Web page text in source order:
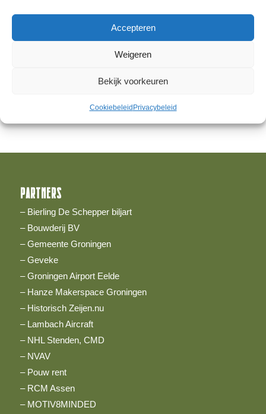
Accepteren
Weigeren
Bekijk voorkeuren
Cookiebeleid Privacybeleid
De symboliek vliegen is gekozen als strategie binnen ons
een activiteit dat zorgt voor inventiviteit, integratie en het
gekozen voor een vliegtuigproject, namelijk het bouwen
jezelf en Groningen uit te stijgen!
PARTNERS
– Bierling De Schepper biljart
– Bouwderij BV
– Gemeente Groningen
– Geveke
– Groningen Airport Eelde
– Hanze Makerspace Groningen
– Historisch Zeijen.nu
– Lambach Aircraft
– NHL Stenden, CMD
– NVAV
– Pouw rent
– RCM Assen
– MOTIV8MINDED